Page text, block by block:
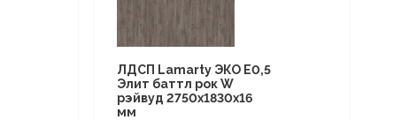
ЛДСП Lamarty ЭКО E0,5
Элит баттл рок W
рэйвуд 2750х1830х16
мм